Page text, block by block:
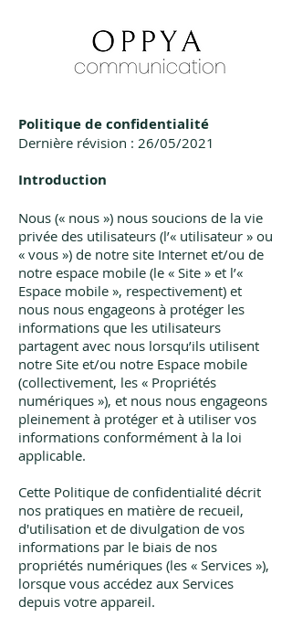
Politique de confidentialité
Dernière révision : 26/05/2021
Introduction
Nous (« nous ») nous soucions de la vie
privée des utilisateurs (l’« utilisateur » ou
« vous ») de notre site Internet et/ou de
notre espace mobile (le « Site » et l’«
Espace mobile », respectivement) et
nous nous engageons à protéger les
informations que les utilisateurs
partagent avec nous lorsqu’ils utilisent
notre Site et/ou notre Espace mobile
(collectivement, les « Propriétés
numériques »), et nous nous engageons
pleinement à protéger et à utiliser vos
informations conformément à la loi
applicable.
Cette Politique de confidentialité décrit
nos pratiques en matière de recueil,
d'utilisation et de divulgation de vos
informations par le biais de nos
propriétés numériques (les « Services »),
lorsque vous accédez aux Services
depuis votre appareil.